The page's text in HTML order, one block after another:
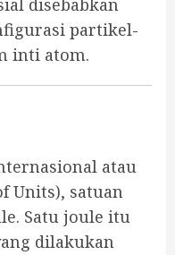
disebabkan
partikel-
inti atom.
atau
Units), satuan
Satu joule itu
dilakukan